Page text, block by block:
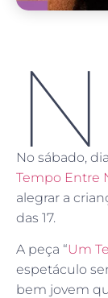
N
No sábado,
Tempo Entre
alegrar a
das 17.
A peça “Um
espetáculo
bem jovem